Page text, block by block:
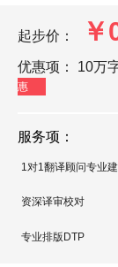
起步价： ￥
优惠项： 10万
惠
服务项：
1对1翻译顾问专业
资深译审校对
专业排版DTP